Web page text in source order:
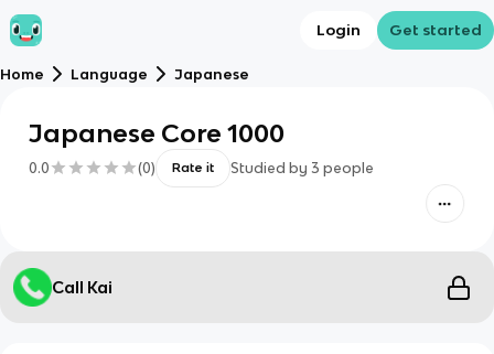
Login Get started
Home Language Japanese
Japanese Core 1000
0.0 (0) Rate it Studied by 3 people
Call Kai